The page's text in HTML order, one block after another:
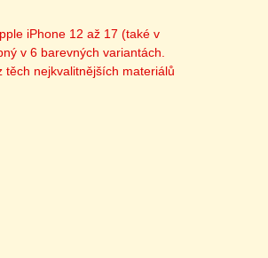
iPhone 12 až 17 (také v
v 6 barevných variantách.
těch nejkvalitnějších materiálů